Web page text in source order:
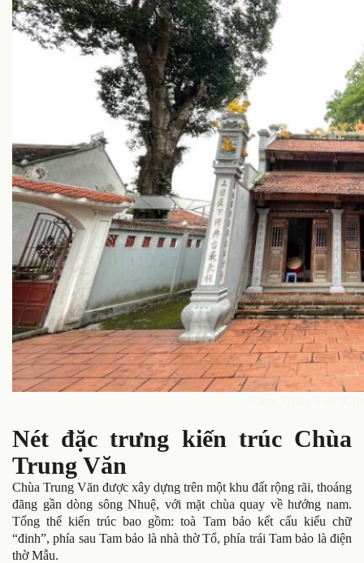
Nét đặc trưng kiến trúc Chùa
Trung Văn
Chùa Trung Văn được xây dựng trên một khu đất rộng rãi, thoáng
đãng gần dòng sông Nhuệ, với mặt chùa quay về hướng nam.
Tổng thể kiến trúc bao gồm: toà Tam bảo kết cấu kiểu chữ
“đinh”, phía sau Tam bảo là nhà thờ Tổ, phía trái Tam bảo là điện
thờ Mẫu.